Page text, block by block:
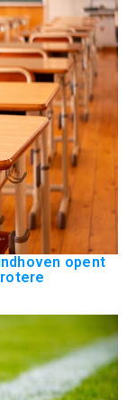
opent